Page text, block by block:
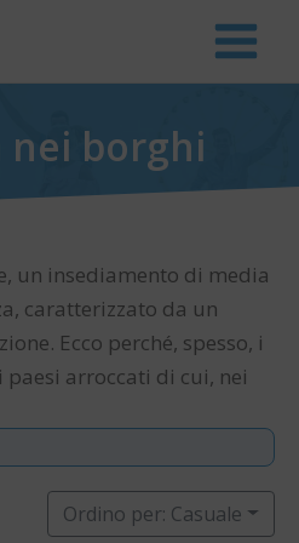
nei borghi
un insediamento di media
caratterizzato da un
Ecco perché, spesso, i
arroccati di cui, nei
più lento per luoghi talvolta
Ordino per: Casuale